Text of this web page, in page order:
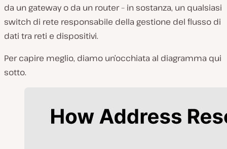
da un gateway o da un router – in sostanza, un qualsiasi
switch di rete responsabile della gestione del flusso di
dati tra reti e dispositivi.
Per capire meglio, diamo un’occhiata al diagramma qui
sotto.